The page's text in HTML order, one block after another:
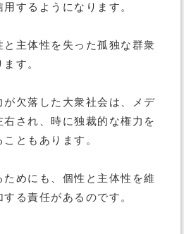
するようになります。
主体性を失った孤独な群衆
す。
が欠落した大衆社会は、メデ
右され、時に独裁的な権力を
ともあります。
ためにも、個性と主体性を維
る責任があるのです。